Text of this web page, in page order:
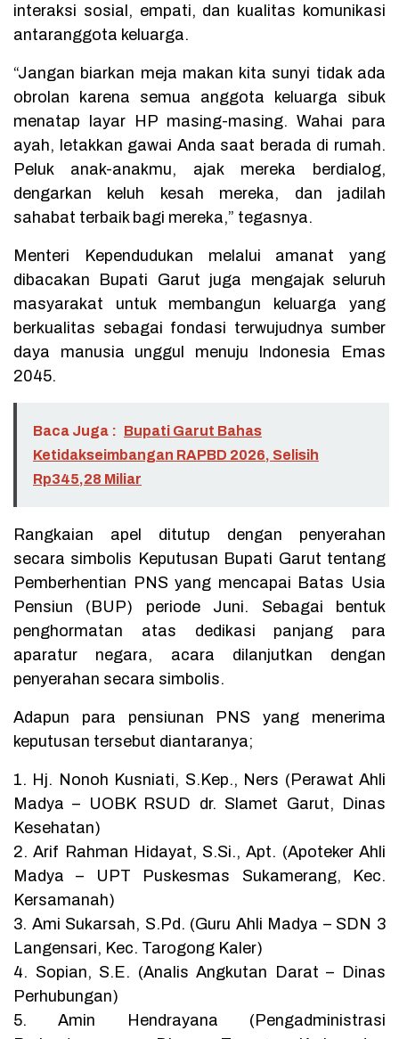
interaksi sosial, empati, dan kualitas komunikasi
antaranggota keluarga.
“Jangan biarkan meja makan kita sunyi tidak ada
obrolan karena semua anggota keluarga sibuk
menatap layar HP masing-masing. Wahai para
ayah, letakkan gawai Anda saat berada di rumah.
Peluk anak-anakmu, ajak mereka berdialog,
dengarkan keluh kesah mereka, dan jadilah
sahabat terbaik bagi mereka,” tegasnya.
Menteri Kependudukan melalui amanat yang
dibacakan Bupati Garut juga mengajak seluruh
masyarakat untuk membangun keluarga yang
berkualitas sebagai fondasi terwujudnya sumber
daya manusia unggul menuju Indonesia Emas
2045.
Baca Juga : Bupati Garut Bahas
Ketidakseimbangan RAPBD 2026, Selisih
Rp345,28 Miliar
Rangkaian apel ditutup dengan penyerahan
secara simbolis Keputusan Bupati Garut tentang
Pemberhentian PNS yang mencapai Batas Usia
Pensiun (BUP) periode Juni. Sebagai bentuk
penghormatan atas dedikasi panjang para
aparatur negara, acara dilanjutkan dengan
penyerahan secara simbolis.
Adapun para pensiunan PNS yang menerima
keputusan tersebut diantaranya;
1. Hj. Nonoh Kusniati, S.Kep., Ners (Perawat Ahli
Madya – UOBK RSUD dr. Slamet Garut, Dinas
Kesehatan)
2. Arif Rahman Hidayat, S.Si., Apt. (Apoteker Ahli
Madya – UPT Puskesmas Sukamerang, Kec.
Kersamanah)
3. Ami Sukarsah, S.Pd. (Guru Ahli Madya – SDN 3
Langensari, Kec. Tarogong Kaler)
4. Sopian, S.E. (Analis Angkutan Darat – Dinas
Perhubungan)
5. Amin Hendrayana (Pengadministrasi